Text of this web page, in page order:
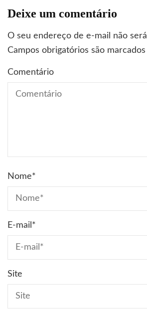
Deixe um comentário
O seu endereço de e-mail não
Campos obrigatórios são
Comentário
Nome*
E-mail *
Site